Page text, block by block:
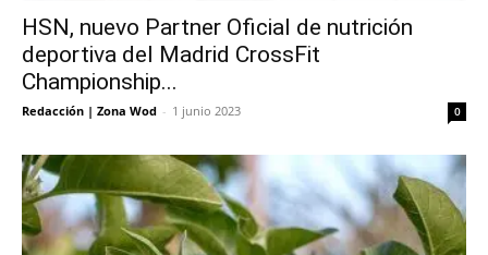
HSN, nuevo Partner Oficial de nutrición
deportiva del Madrid CrossFit
Championship...
Redacción | Zona Wod - 1 junio 2023 0